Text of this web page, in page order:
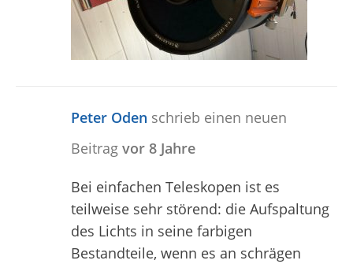
Peter Oden schrieb einen neuen
Beitrag vor 8 Jahre
Bei einfachen Teleskopen ist es
teilweise sehr störend: die Aufspaltung
des Lichts in seine farbigen
Bestandteile, wenn es an schrägen